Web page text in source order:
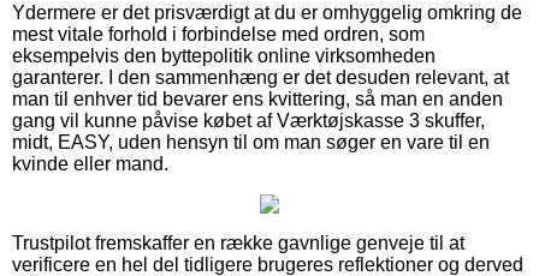
Ydermere er det prisværdigt at du er omhyggelig omkring de
mest vitale forhold i forbindelse med ordren, som
eksempelvis den byttepolitik online virksomheden
garanterer. I den sammenhæng er det desuden relevant, at
man til enhver tid bevarer ens kvittering, så man en anden
gang vil kunne påvise købet af Værktøjskasse 3 skuffer,
midt, EASY, uden hensyn til om man søger en vare til en
kvinde eller mand.
Trustpilot fremskaffer en række gavnlige genveje til at
verificere en hel del tidligere brugeres reflektioner og derved